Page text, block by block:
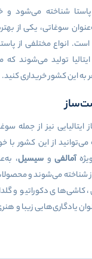
پاستا شناخته می‌شود و
سوغاتی، یکی از
است. انواع مختلفی از
تولید می‌شوند که
به این کشور خریداری کنید.
نیز از جمله
از این کشور با
آمالفیوسیسیل،
می‌شوند و محصولات
کاشی‌های دکوراتیو و
یادگاری‌هایی زیبا و هنری